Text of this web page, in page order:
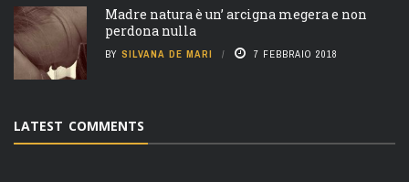
Madre natura è un’ arcigna megera e non
perdona nulla
BY SILVANA DE MARI 7 FEBBRAIO 2018
LATEST COMMENTS